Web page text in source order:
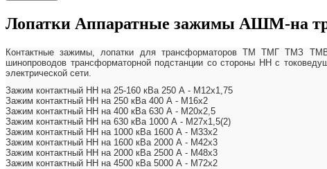
Лопатки Аппаратные зажимы АШМ-на
Контактные зажимы, лопатки для трансформаторов ТМ ТМГ ТМЗ
шинопроводов трансформаторной подстанции со стороны НН с
электрической сети.
Зажим контактный НН на 25-160 кВа 250 А - М12х1,75
Зажим контактный НН на 250 кВа 400 А - М16х2
Зажим контактный НН на 400 кВа 630 А - М20х2,5
Зажим контактный НН на 630 кВа 1000 А - М27х1,5(2)
Зажим контактный НН на 1000 кВа 1600 А - М33х2
Зажим контактный НН на 1600 кВа 2000 А - М42х3
Зажим контактный НН на 2000 кВа 2500 А - М48х3
Зажим контактный НН на 4500 кВа 5000 А - М72х2